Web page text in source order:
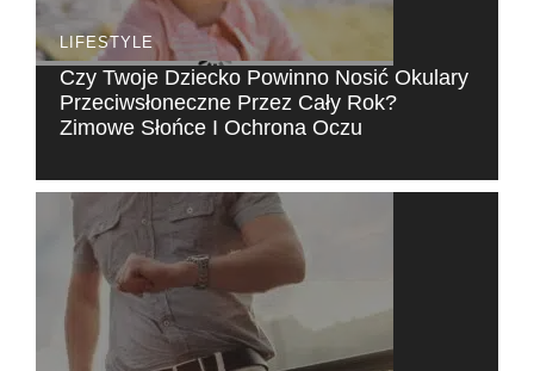
LIFESTYLE
Czy Twoje Dziecko Powinno Nosić Okulary
Przeciwsłoneczne Przez Cały Rok?
Zimowe Słońce I Ochrona Oczu